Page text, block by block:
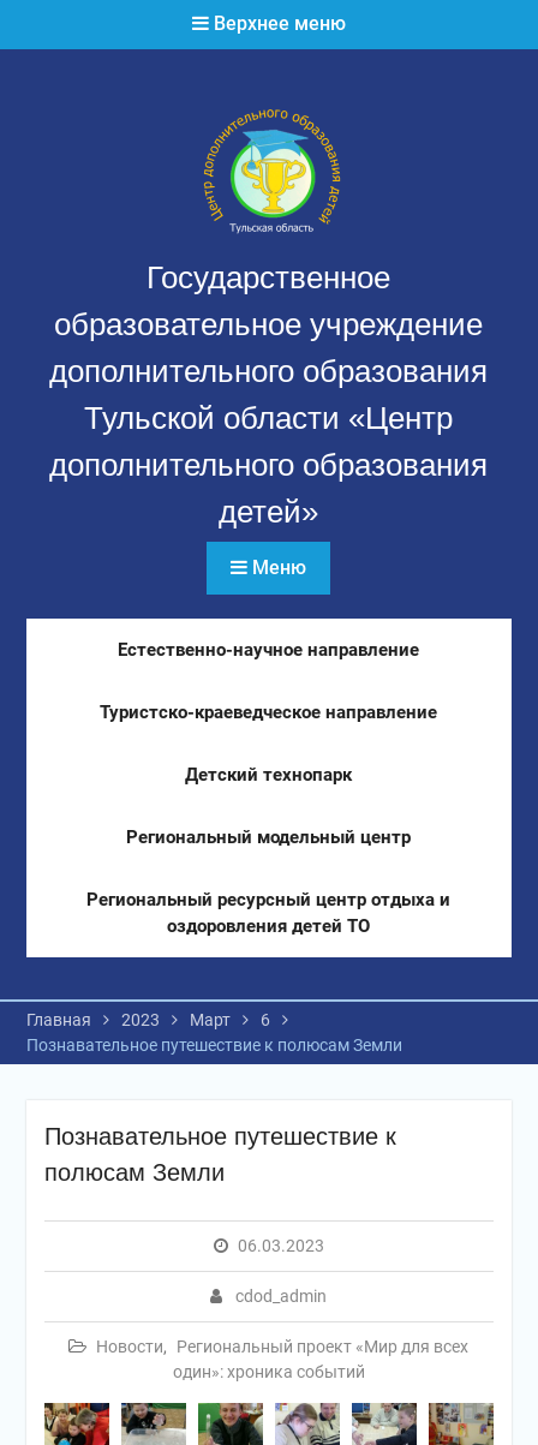
Верхнее меню
Государственное
образовательное учреждение
дополнительного образования
Тульской области «Центр
дополнительного образования
детей»
Меню
Естественно-научное направление
Туристско-краеведческое направление
Детский технопарк
Региональный модельный центр
Региональный ресурсный центр отдыха и
оздоровления детей ТО
Главная 2023 Март
6
Познавательное путешествие к полюсам Земли
Познавательное путешествие к
полюсам Земли
06.03.2023
cdod_admin
Новости,
Региональный проект «Мир для всех
один»: хроника событий